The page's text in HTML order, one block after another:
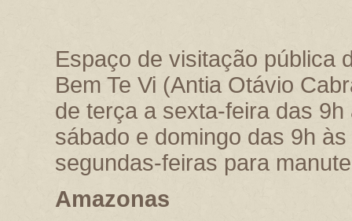
Espaço de visitação pública
Bem Te Vi (Antia Otávio
de terça a sexta-feira das
sábado e domingo das 9h
segundas-feiras para
Amazonas